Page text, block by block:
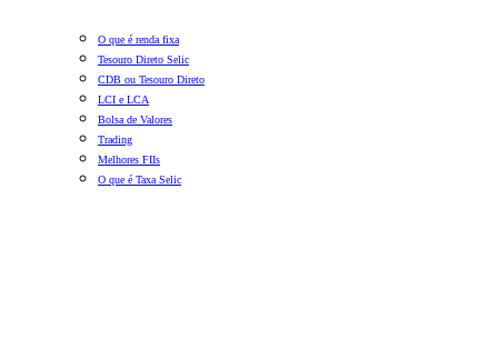
O que é renda fixa
Tesouro Direto Selic
CDB ou Tesouro Direto
LCI e LCA
Bolsa de Valores
Trading
Melhores FIIs
O que é Taxa Selic